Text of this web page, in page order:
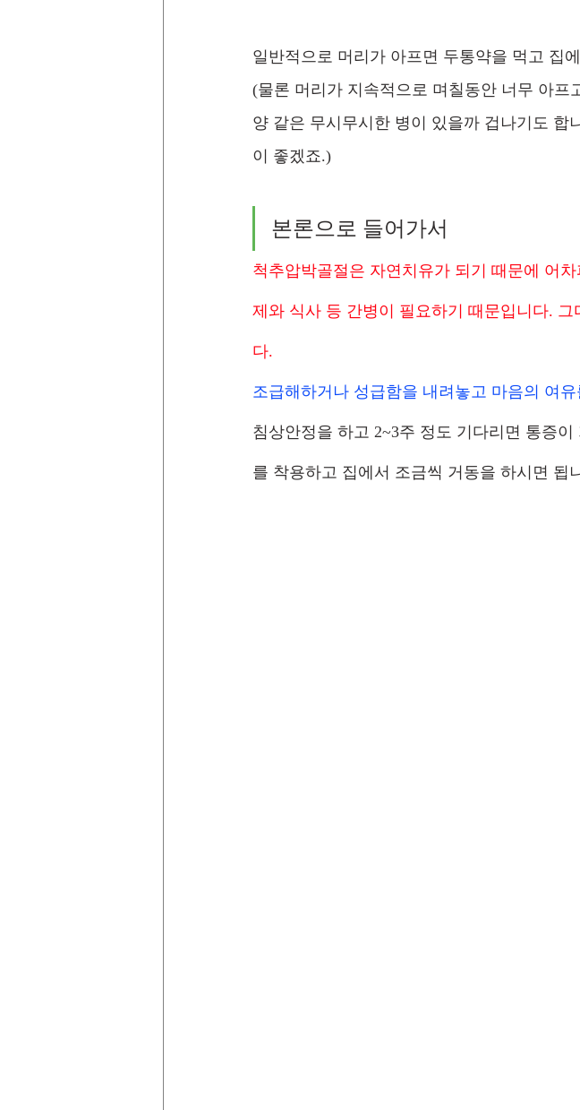
일반적으로 머리가 아프면 두통약을 먹고 집
(물론 머리가 지속적으로 며칠동안 너무 아
양 같은 무시무시한 병이 있을까 겁나기도 합
이 좋겠죠.)
본론으로 들어가서
척추압박골절은 자연치유가 되기 때문에 어
제와 식사 등 간병이 필요하기 때문입니다.
다.
조급해하거나 성급함을 내려놓고 마음의 여
침상안정을 하고 2~3주 정도 기다리면 통증
를 착용하고 집에서 조금씩 거동을 하시면 됩